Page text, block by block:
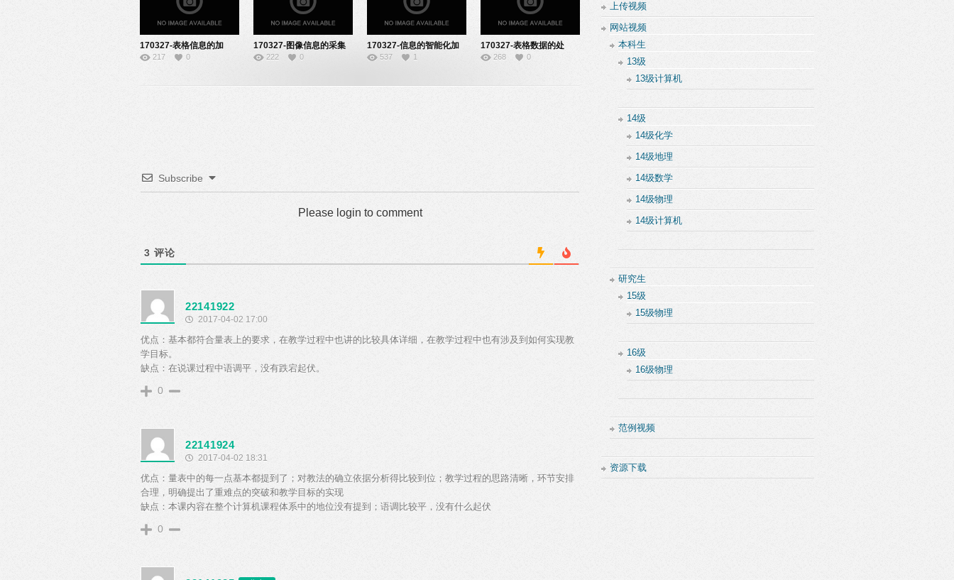
170327-表格信息的加
工-22141912
217 0
170327-图像信息的采集
与加工-22141928
222 0
170327-信息的智能化加
工-91141620
537 1
170327-表格数据的处
理-22141910
268 0
Subscribe
Please login to comment
3 评论
22141922
2017-04-02 17:00
优点：基本都符合量表上的要求，在教学过程中也讲的比较具体详细，在教学过程中也有涉及到如何实现教
学目标。
缺点：在说课过程中语调平，没有跌宕起伏。
0
22141924
2017-04-02 18:31
优点：量表中的每一点基本都提到了；对教法的确立依据分析得比较到位；教学过程的思路清晰，环节安排
合理，明确提出了重难点的突破和教学目标的实现
缺点：本课内容在整个计算机课程体系中的地位没有提到；语调比较平，没有什么起伏
0
上传视频
网站视频
本科生
13级
13级计算机
14级
14级化学
14级地理
14级数学
14级物理
14级计算机
研究生
15级
15级物理
16级
16级物理
范例视频
资源下载